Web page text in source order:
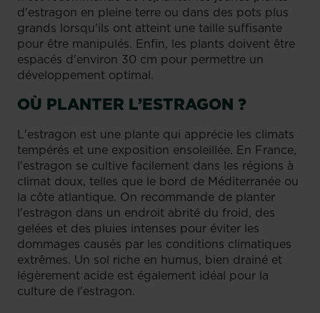
d'estragon en pleine terre ou dans des pots plus
grands lorsqu'ils ont atteint une taille suffisante
pour être manipulés. Enfin, les plants doivent être
espacés d'environ 30 cm pour permettre un
développement optimal.
OÙ PLANTER L’ESTRAGON ?
L'estragon est une plante qui apprécie les climats
tempérés et une exposition ensoleillée. En France,
l'estragon se cultive facilement dans les régions à
climat doux, telles que le bord de Méditerranée ou
la côte atlantique. On recommande de planter
l'estragon dans un endroit abrité du froid, des
gelées et des pluies intenses pour éviter les
dommages causés par les conditions climatiques
extrêmes. Un sol riche en humus, bien drainé et
légèrement acide est également idéal pour la
culture de l'estragon.